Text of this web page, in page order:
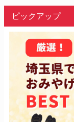
ピックアップ